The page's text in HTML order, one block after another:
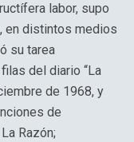
labor, supo
en distintos medios
su tarea
del diario “La
de 1968, y
de
Razón;